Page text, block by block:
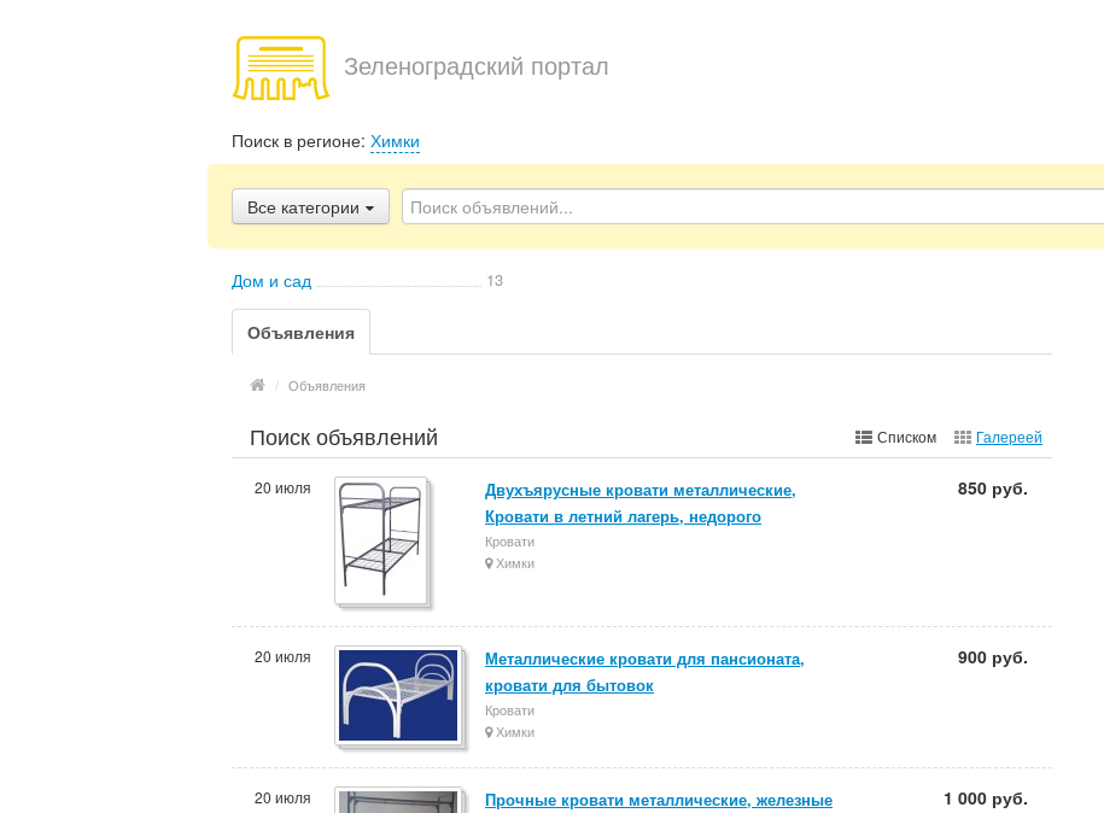
Зеленоградский портал
Поиск в регионе: Химки
Все категории
Дом и сад 13
Объявления
/ Объявления
Поиск объявлений Списком Галереей
20 июля
Двухъярусные кровати металлические,
Кровати в летний лагерь, недорого
Кровати
Химки
850 руб.
20 июля
Металлические кровати для пансионата,
кровати для бытовок
Кровати
Химки
900 руб.
20 июля
Прочные кровати металлические, железные
1 000 руб.